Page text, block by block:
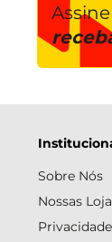
Sobre Nós
Nossas